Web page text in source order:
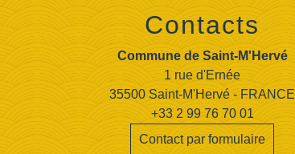
Contacts
Commune de Saint-M'Hervé
1 rue d'Ernée
35500 Saint-M'Hervé - FRANCE
+33 2 99 76 70 01
Contact par formulaire